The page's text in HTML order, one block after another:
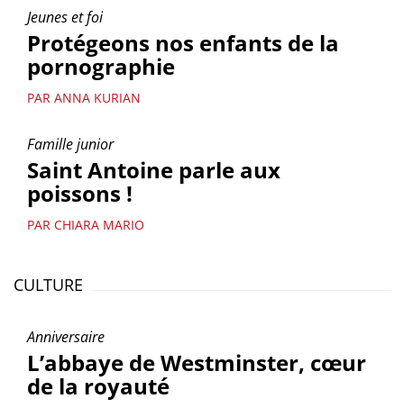
Jeunes et foi
Protégeons nos enfants de la
pornographie
PAR ANNA KURIAN
Famille junior
Saint Antoine parle aux
poissons !
PAR CHIARA MARIO
CULTURE
Anniversaire
L’abbaye de Westminster, cœur
de la royauté